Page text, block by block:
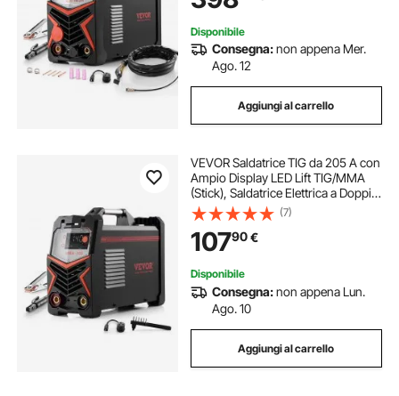
Disponibile
Consegna:non appena Mer.
Ago. 12
Aggiungi al carrello
VEVOR Saldatrice TIG da 205 A con
Ampio Display LED Lift TIG/MMA
(Stick), Saldatrice Elettrica a Doppia
Tensione 110 e 220 V, con Inverter
IGBT, Avviamento a Caldo, Forza
dell'Arco
(7)
10790€
Disponibile
Consegna:non appena Lun.
Ago. 10
Aggiungi al carrello